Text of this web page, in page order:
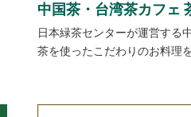
中国茶・台湾茶カフェ
日本緑茶センターが運営する
茶を使ったこだわりのお料理